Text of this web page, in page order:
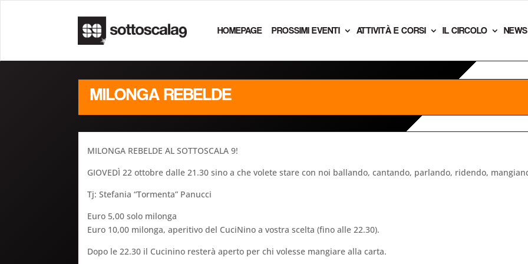
HOMEPAGE PROSSIMI EVENTI ATTIVITÀ E CORSI IL CIRCOLO NEWS
MILONGA REBELDE
MILONGA REBELDE AL SOTTOSCALA 9!
GIOVEDÌ 22 ottobre dalle 21.30 sino a che volete stare con noi ballando, cantando, parlando, ridendo,
Tj: Stefania “Tormenta” Panucci
Euro 5,00 solo milonga
Euro 10,00 milonga, aperitivo del CuciNino a vostra scelta (fino alle 22.30).
Dopo le 22.30 il Cucinino resterà aperto per chi volesse mangiare alla carta.